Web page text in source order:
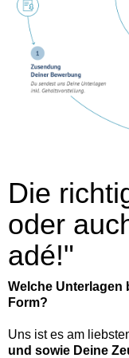
Die
oder
adé!"
Welche Unterlagen
Form?
Uns ist es am
und sowie Deine